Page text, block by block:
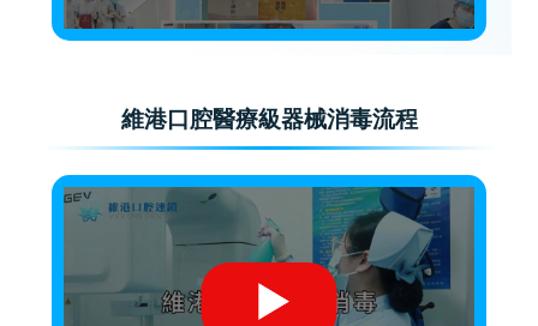
維港口腔醫療級器械消毒流程